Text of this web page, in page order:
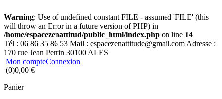
Warning: Use of undefined constant FILE - assumed 'FILE' (this
will throw an Error in a future version of PHP) in
/home/espacezenattitud/public_html/index.php on line 14
Tél : 06 86 35 86 53 Mail : espacezenattitude@gmail.com Adresse :
170 rue Jean Perrin 30100 ALES
Mon compteConnexion
(0)0,00 €
Panier